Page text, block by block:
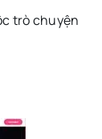
trò chuyện